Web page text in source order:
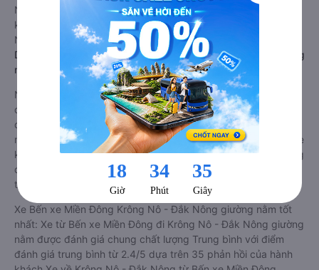
Nông). Tùy thuộc vào vị trí ngồi của bạn và chương trình
khuyến mãi, giá vé Xe Bến xe Miền Đông đi Krông Nô - Đắk
Nông limousine này có thể sẽ rẻ hơn
Dòng xe đi Krông Nô - Đắk Nông từ Bến xe Miền Đông giường
nằm chất lượng cao: Thoải mái, giá cả tốt nhất
Những nhà xe đi Krông Nô - Đắk Nông từ Bến xe Miền Đông
đều sở hữu những xe giường nằm chất lượng cao. Trên xe
được trang bị đầy đủ các trang thiết bị hiện đại phục vụ cho
nhu cầu di chuyển của hành khách. Bên cạnh đó, các hãng xe
khách Bến xe Miền Đông Krông Nô - Đắk Nông luôn chú trọng
đến chất lượng dịch vụ, không ngừng cải thiện để mang đến
trải nghiệm hoàn hảo cho hành khách.
Xe Bến xe Miền Đông Krông Nô - Đắk Nông giường nằm tốt
nhất: Xe từ Bến xe Miền Đông đi Krông Nô - Đắk Nông giường
nằm được đánh giá chung chất lượng Trung bình với điểm
đánh giá trung bình từ 2.4/5 dựa trên 35 phản hồi của hành